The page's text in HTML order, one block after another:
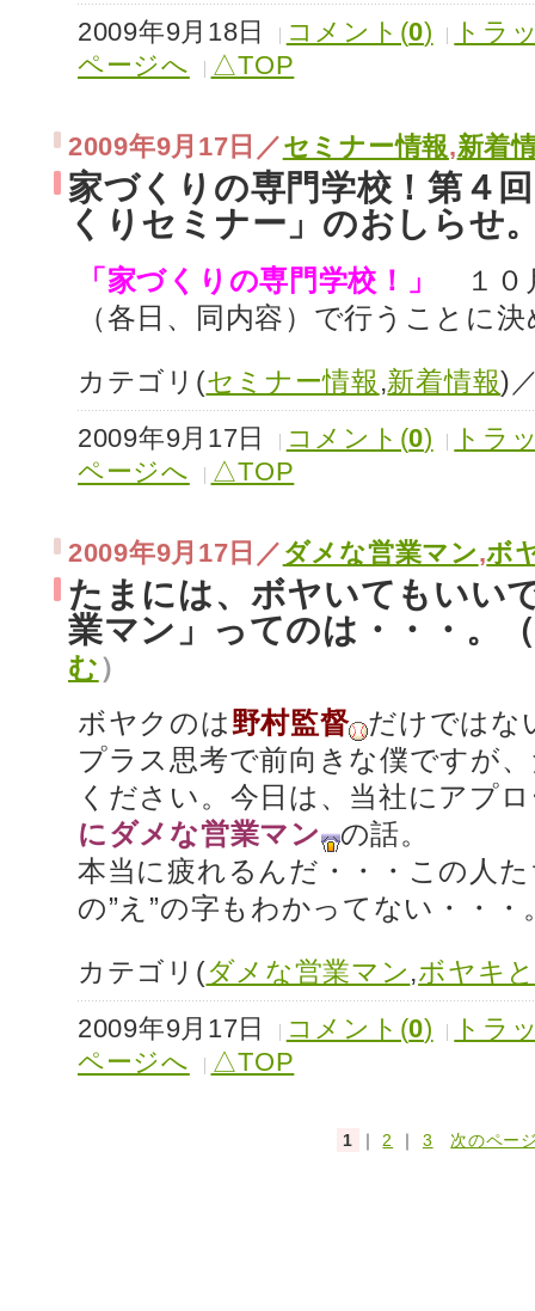
2009年9月18日 コメント(0)
トラ
ページへ
△TOP
2009年9月17日／セミナー情報,新着
家づくりの専門学校！第４
くりセミナー」のおしらせ
「家づくりの専門学校！ 」
１
（各日、同内容）で行うことに
カテゴリ(セミナー情報,新着情報)
2009年9月17日 コメント(0)
トラ
ページへ
△TOP
2009年9月17日／ ダメな営業マン,ボ
たまには、ボヤいてもいい
業マン」ってのは・・・。
む ）
ボヤクのは野村監督
だけではな
プラス思考で前向きな僕ですが
ください。今日は、当社にアプ
にダメな営業マン
の話。
本当に疲れるんだ・・・この人
の”え”の字もわかってない・・・
カテゴリ(ダメな営業マン,ボヤキ
2009年9月17日 コメント(0)
トラ
ページへ
△TOP
1 ｜ 2 ｜ 3 次のペー